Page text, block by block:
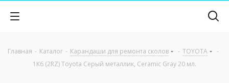
Главная - Каталог - Карандаши для ремонта сколов - TOYOTA
-
1K6 (2RZ) Toyota Серый металлик, Ceramic Gray 20 мл.